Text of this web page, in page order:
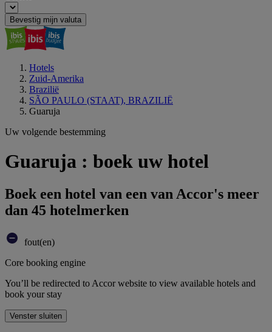
Bevestig mijn valuta
Hotels
Zuid-Amerika
Brazilië
SÃO PAULO (STAAT), BRAZILIË
Guaruja
Uw volgende bestemming
Guaruja : boek uw hotel
Boek een hotel van een van Accor's meer
dan 45 hotelmerken
fout(en)
Core booking engine
You’ll be redirected to Accor website to view available hotels and
book your stay
Venster sluiten